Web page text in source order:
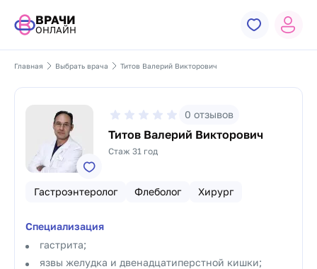
ВРАЧИ
ОНЛАЙН
Главная Выбрать врача Титов Валерий Викторович
0 отзывов
Титов Валерий Викторович
Стаж 31 год
Гастроэнтеролог Флеболог Хирург
Специализация
гастрита;
язвы желудка и двенадцатиперстной кишки;